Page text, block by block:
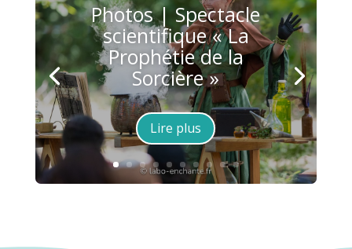
Photos | Spectacle
scientifique « La
Prophétie de la
Sorcière »
Lire plus